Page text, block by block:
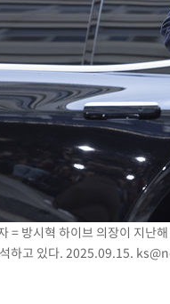
= 방시혁 하이브 의장이 지난
하고 있다. 2025.09.15.